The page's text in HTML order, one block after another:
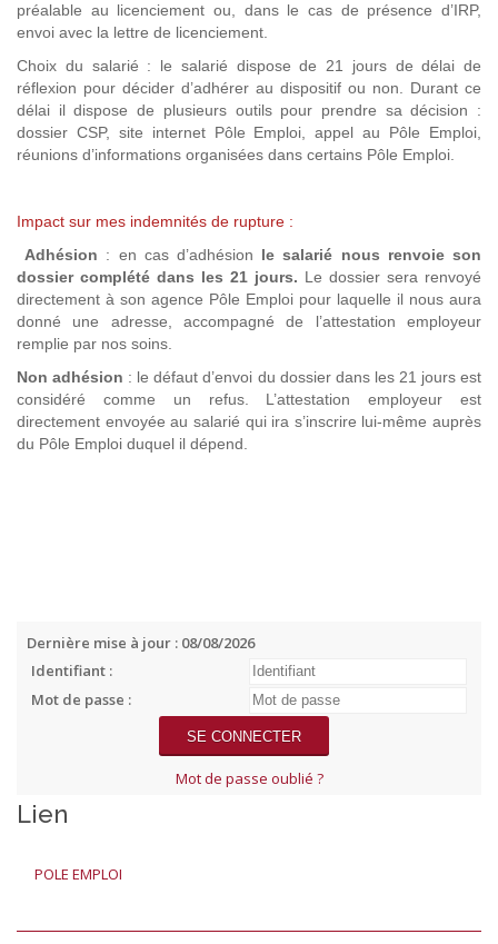
préalable au licenciement ou, dans le cas de présence d’IRP,
envoi avec la lettre de licenciement.
Choix du salarié : le salarié dispose de 21 jours de délai de
réflexion pour décider d’adhérer au dispositif ou non. Durant ce
délai il dispose de plusieurs outils pour prendre sa décision :
dossier CSP, site internet Pôle Emploi, appel au Pôle Emploi,
réunions d’informations organisées dans certains Pôle Emploi.
Impact sur mes indemnités de rupture :
Adhésion : en cas d’adhésion le salarié nous renvoie son
dossier complété dans les 21 jours. Le dossier sera renvoyé
directement à son agence Pôle Emploi pour laquelle il nous aura
donné une adresse, accompagné de l’attestation employeur
remplie par nos soins.
Non adhésion : le défaut d’envoi du dossier dans les 21 jours est
considéré comme un refus. L’attestation employeur est
directement envoyée au salarié qui ira s’inscrire lui-même auprès
du Pôle Emploi duquel il dépend.
Dernière mise à jour : 08/08/2026
Identifiant :
Mot de passe :
Mot de passe oublié ?
Lien
POLE EMPLOI